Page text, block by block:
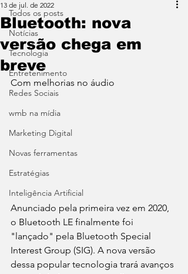
Todos os posts
Notícias
Tecnologia
Entretenimento
Redes Sociais
wmb na mídia
Marketing Digital
Novas ferramentas
Estratégias
Inteligência Artificial
Bluetooth: nova
versão chega em
breve
13 de jul. de 2022
Com melhorias no áudio
Anunciado pela primeira vez em 2020,
o Bluetooth LE finalmente foi
"lançado" pela Bluetooth Special
Interest Group (SIG). A nova versão
dessa popular tecnologia trará avanços